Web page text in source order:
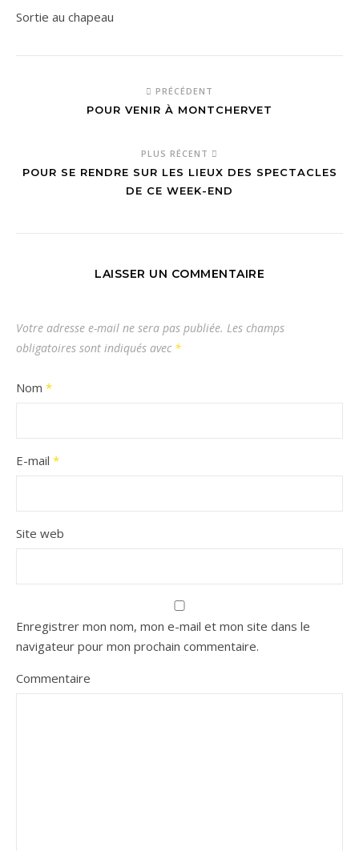
Sortie au chapeau
PRÉCÉDENT
POUR VENIR À MONTCHERVET
PLUS RÉCENT
POUR SE RENDRE SUR LES LIEUX DES SPECTACLES
DE CE WEEK-END
LAISSER UN COMMENTAIRE
Votre adresse e-mail ne sera pas publiée. Les champs
obligatoires sont indiqués avec *
Nom *
E-mail *
Site web
Enregistrer mon nom, mon e-mail et mon site dans le
navigateur pour mon prochain commentaire.
Commentaire